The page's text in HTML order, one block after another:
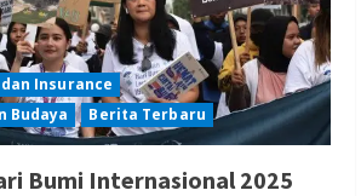
Insurance
Budaya
Berita Terbaru
Bumi Internasional 2025